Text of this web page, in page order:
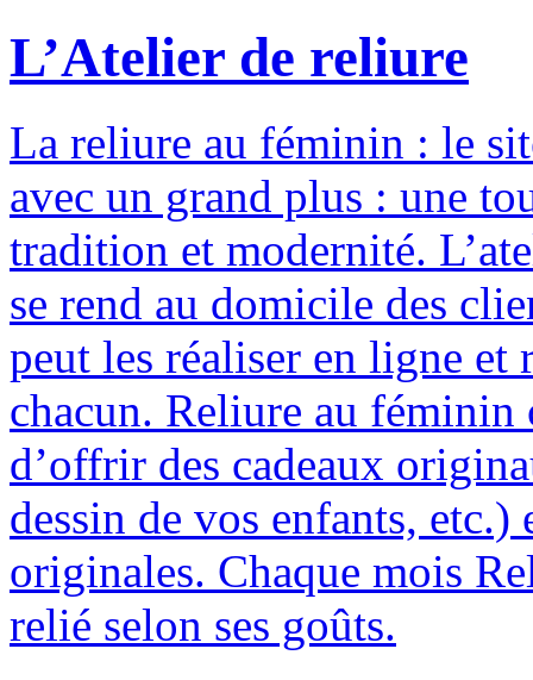
L’Atelier de reliure
La reliure au féminin : le
avec un grand plus : une
tradition et modernité.
se rend au domicile des
peut les réaliser en ligne et
chacun. Reliure au féminin
d’offrir des cadeaux
dessin de vos enfants,
originales. Chaque mois
relié selon ses goûts.